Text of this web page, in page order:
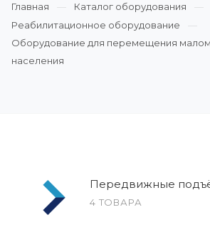
Главная
Каталог оборудования
Реабилитационное оборудование
Оборудование для перемещения
населения
Передвижные
4 ТОВАРА